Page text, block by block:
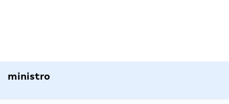
ministro